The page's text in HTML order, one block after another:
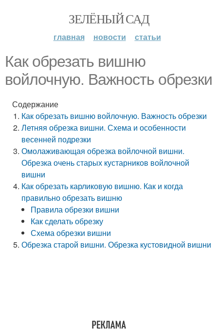
ЗЕЛЁНЫЙ САД
главная новости статьи
Как обрезать вишню
войлочную. Важность обрезки
Содержание
Как обрезать вишню войлочную. Важность обрезки
Летняя обрезка вишни. Схема и особенности
весенней подрезки
Омолаживающая обрезка войлочной вишни.
Обрезка очень старых кустарников войлочной
вишни
Как обрезать карликовую вишню. Как и когда
правильно обрезать вишню
Правила обрезки вишни
Как сделать обрезку
Схема обрезки вишни
Обрезка старой вишни. Обрезка кустовидной вишни